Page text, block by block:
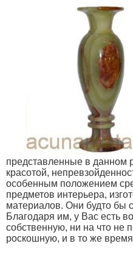
представленные в данном
красотой,
особенным положением
предметов интерьера,
материалов. Они будто бы
Благодаря им, у Вас есть
собственную, ни на что не
роскошную, и в то же